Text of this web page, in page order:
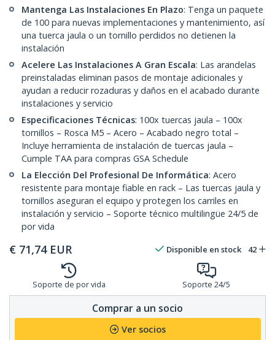
Mantenga Las Instalaciones En Plazo: Tenga un paquete
de 100 para nuevas implementaciones y mantenimiento, así
una tuerca jaula o un tornillo perdidos no detienen la
instalación
Acelere Las Instalaciones A Gran Escala: Las arandelas
preinstaladas eliminan pasos de montaje adicionales y
ayudan a reducir rozaduras y daños en el acabado durante
instalaciones y servicio
Especificaciones Técnicas: 100x tuercas jaula – 100x
tornillos – Rosca M5 – Acero – Acabado negro total –
Incluye herramienta de instalación de tuercas jaula –
Cumple TAA para compras GSA Schedule
La Elección Del Profesional De Informática: Acero
resistente para montaje fiable en rack – Las tuercas jaula y
tornillos aseguran el equipo y protegen los carriles en
instalación y servicio – Soporte técnico multilingüe 24/5 de
por vida
€ 71,74 EUR Disponible en stock 42
Soporte de por vida Soporte 24/5
Comprar a un socio
Ver socios